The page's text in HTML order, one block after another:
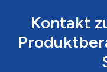
Kontakt